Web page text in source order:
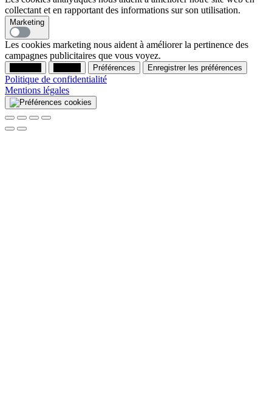
collectant et en rapportant des informations sur son utilisation.
Marketing
Les cookies marketing nous aident à améliorer la pertinence des
campagnes publicitaires que vous voyez.
Préférences Enregistrer les préférences
Politique de confidentialité
Mentions légales